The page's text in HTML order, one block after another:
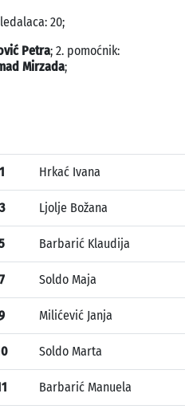
20;
Petra; 2. pomoćnik:
Mirzada;
1 Hrkać Ivana
3 Ljolje Božana
Barbarić Klaudija
7 Soldo Maja
Milićević Janja
Soldo Marta
Barbarić Manuela